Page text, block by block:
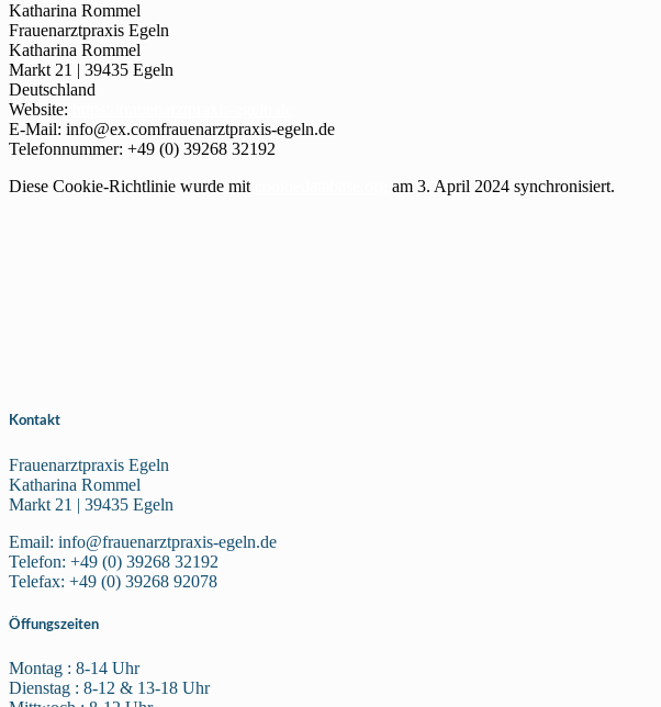
Katharina Rommel
Frauenarztpraxis Egeln
Katharina Rommel
Markt 21 | 39435 Egeln
Deutschland
Website:
E-Mail: info@ex.comfrauenarztpraxis-egeln.de
Telefonnummer: +49 (0) 39268 32192
Diese Cookie-Richtlinie wurde mit
am 3. April 2024 synchronisiert.
Kontakt
Frauenarztpraxis Egeln
Katharina Rommel
Markt 21 | 39435 Egeln
Email: info@frauenarztpraxis-egeln.de
Telefon: +49 (0) 39268 32192
Telefax: +49 (0) 39268 92078
Öffungszeiten
Montag : 8-14 Uhr
Dienstag : 8-12 & 13-18 Uhr